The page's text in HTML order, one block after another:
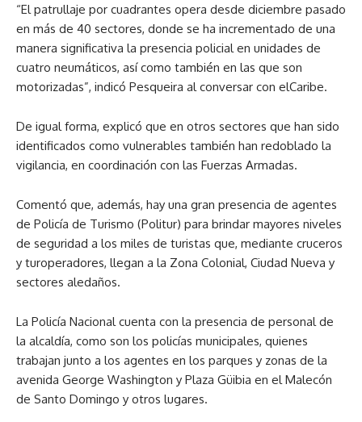
“El patrullaje por cuadrantes opera desde diciembre pasado
en más de 40 sectores, donde se ha incrementado de una
manera significativa la presencia policial en unidades de
cuatro neumáticos, así como también en las que son
motorizadas”, indicó Pesqueira al conversar con elCaribe.
De igual forma, explicó que en otros sectores que han sido
identificados como vulnerables también han redoblado la
vigilancia, en coordinación con las Fuerzas Armadas.
Comentó que, además, hay una gran presencia de agentes
de Policía de Turismo (Politur) para brindar mayores niveles
de seguridad a los miles de turistas que, mediante cruceros
y turoperadores, llegan a la Zona Colonial, Ciudad Nueva y
sectores aledaños.
La Policía Nacional cuenta con la presencia de personal de
la alcaldía, como son los policías municipales, quienes
trabajan junto a los agentes en los parques y zonas de la
avenida George Washington y Plaza Güibia en el Malecón
de Santo Domingo y otros lugares.